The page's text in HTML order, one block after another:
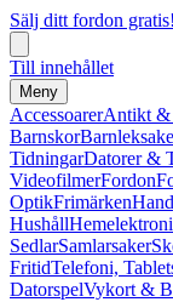
Sälj ditt fordon
Till innehållet
Meny
AccessoarerAntikt &
Barnskor
TidningarDatorer &
VideofilmerFordon
OptikFrimärken
Hushåll
SedlarSamlarsaker
FritidTelefoni,
DatorspelVykort &